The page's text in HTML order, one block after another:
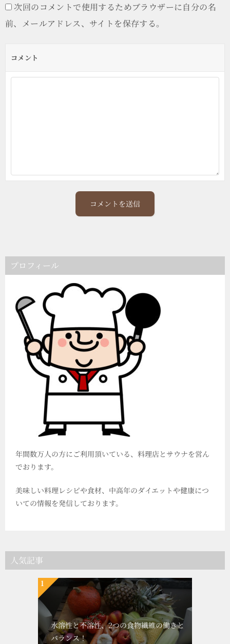
次回のコメントで使用するためブラウザーに自分の名
前、メールアドレス、サイトを保存する。
コメント
プロフィール
年間数万人の方にご利用頂いている、料理店とサウナを営ん
でおります。
美味しい料理レシピや食材、中高年のダイエットや健康につ
いての情報を発信しております。
人気記事
水溶性と不溶性、2つの食物繊維の働きと
バランス！